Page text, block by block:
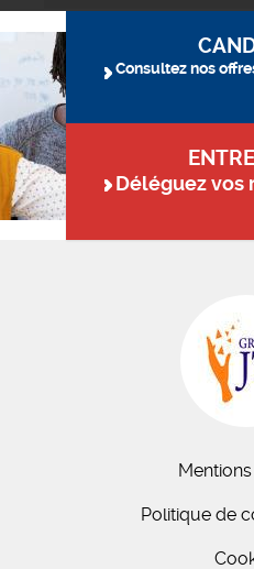
Consultez nos
Déléguez
Politique de